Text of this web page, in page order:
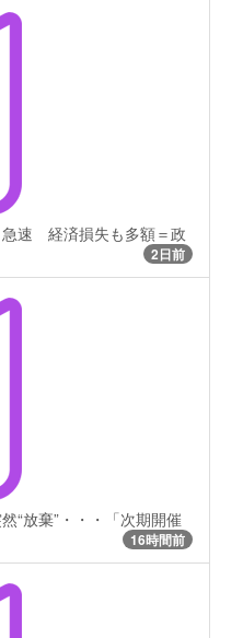
速 経済損失も多額＝政
2日前
“放棄”・・・「次期開催
16時間前